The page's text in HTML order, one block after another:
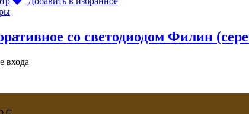
со светодиодом Филин
входа